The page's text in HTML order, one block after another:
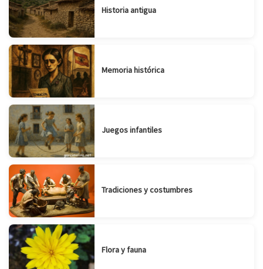
Historia antigua
Memoria histórica
Juegos infantiles
Tradiciones y costumbres
Flora y fauna